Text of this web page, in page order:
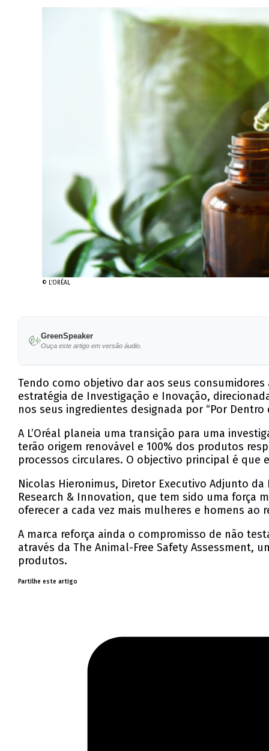
© L’ORÉAL
GreenSpeaker
Ouça este artigo em versão áudio.
Tendo como objetivo dar aos seus
estratégia de Investigação e Inovação,
nos seus ingredientes designada por “Por Dentro
A L’Oréal planeia uma transição para uma
terão origem renovável e 100% dos produtos
processos circulares. O objectivo principal é
Nicolas Hieronimus, Diretor Executivo Adjunto da
Research & Innovation, que tem sido uma força
oferecer a cada vez mais mulheres e homens
A marca reforça ainda o compromisso de não
através da The Animal-Free Safety Assessment,
produtos.
Partilhe este artigo